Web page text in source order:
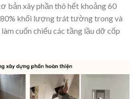
bản xây phần thô hết khoảng 60
80% khối lượng trát tường trong và
cuốn chiếu các tầng lầu dỡ cốp